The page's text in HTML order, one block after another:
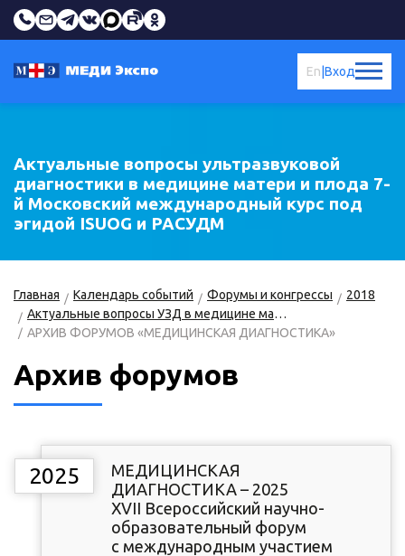
Вход
En
Актуальные вопросы ультразвуковой
диагностики в медицине матери и плода 7-
й Московский международный курс под
эгидой ISUOG и РАСУДМ
Главная Календарь событий Форумы и конгрессы
2018
Актуальные вопросы УЗД в медицине матери и плода
АРХИВ ФОРУМОВ «МЕДИЦИНСКАЯ ДИАГНОСТИКА»
Архив форумов
2025
МЕДИЦИНСКАЯ
ДИАГНОСТИКА – 2025
XVII Всероссийский научно-
образовательный форум
с международным участием